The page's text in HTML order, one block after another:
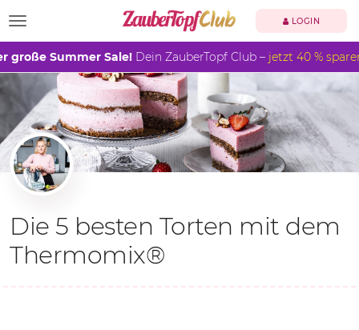
TOGGLE NAVIGATION LOGIN
große Summer Sale! Dein ZauberTopf Club – jetzt 40 %
Die 5 besten Torten mit dem
Thermomix®